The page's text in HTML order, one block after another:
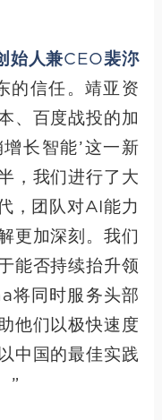
始人兼CEO裴沵
的信任。靖亚资
、百度战投的加
长智能’这一新
，我们进行了大
，团队对AI能力
更加深刻。我们
能否持续抬升领
将同时服务头部
他们以极快速度
中国的最佳实践
”